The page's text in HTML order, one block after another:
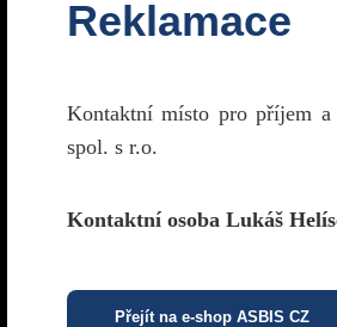
Reklamace
Kontaktní místo pro příjem
spol. s r.o.
Kontaktní osoba Lukáš
Přejít na e-shop ASBIS CZ